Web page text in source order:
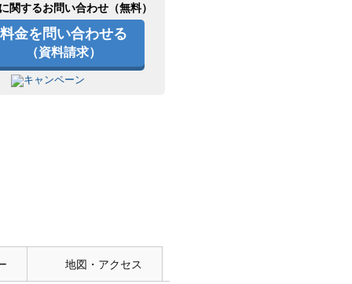
関するお問い合わせ（無料）
料金を問い合わせる
（資料請求）
地図・アクセス